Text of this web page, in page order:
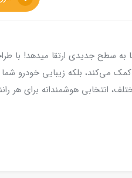
با به سطح جدیدی ارتقا میدهد! با
می‌کند، بلکه زیبایی خودرو شما
انتخابی هوشمندانه برای هر